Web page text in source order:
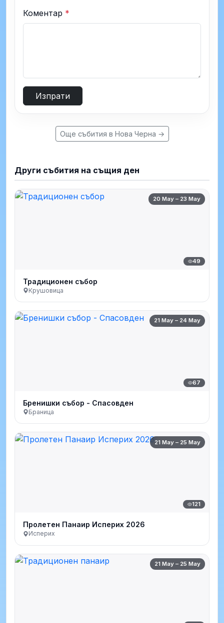
Коментар *
Изпрати
Още събития в Нова Черна →
Други събития на същия ден
20 May – 23 May
49
Традиционен събор
Крушовица
21 May – 24 May
67
Бренишки събор - Спасовден
Браница
21 May – 25 May
121
Пролетен Панаир Исперих 2026
Исперих
21 May – 25 May